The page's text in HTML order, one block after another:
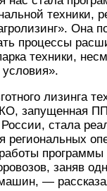
техники,
Она
процессы
техники,
лизинга
запущенная
стала
региональных
заняв
—